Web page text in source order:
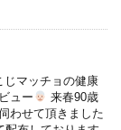
マッチョの健康
ュー
来春90歳
わせて頂きました